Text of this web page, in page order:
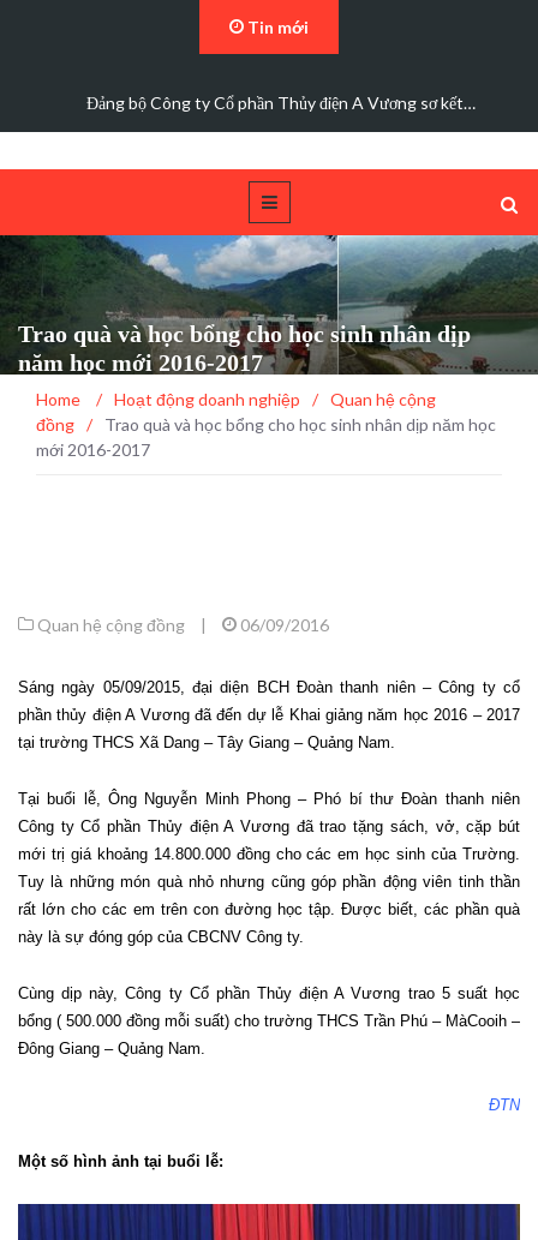
Tin mới
Đảng bộ Công ty Cổ phần Thủy điện A Vương sơ kết…
Trao quà và học bổng cho học sinh nhân dịp
năm học mới 2016-2017
Home / Hoạt động doanh nghiệp / Quan hệ cộng
đồng /
Trao quà và học bổng cho học sinh nhân dịp năm học
mới 2016-2017
Quan hệ cộng đồng | 06/09/2016
Sáng ngày 05/09/2015, đại diện BCH Đoàn thanh niên – Công ty cổ
phần thủy điện A Vương đã đến dự lễ Khai giảng năm học 2016 – 2017
tại trường THCS Xã Dang – Tây Giang – Quảng Nam.
Tại buổi lễ, Ông Nguyễn Minh Phong – Phó bí thư Đoàn thanh niên
Công ty Cổ phần Thủy điện A Vương đã trao tặng sách, vở, cặp bút
mới trị giá khoảng 14.800.000 đồng cho các em học sinh của Trường.
Tuy là những món quà nhỏ nhưng cũng góp phần động viên tinh thần
rất lớn cho các em trên con đường học tập. Được biết, các phần quà
này là sự đóng góp của CBCNV Công ty.
Cùng dịp này, Công ty Cổ phần Thủy điện A Vương trao 5 suất học
bổng ( 500.000 đồng mỗi suất) cho trường THCS Trần Phú – MàCooih –
Đông Giang – Quảng Nam.
ĐTN
Một số hình ảnh tại buổi lễ: